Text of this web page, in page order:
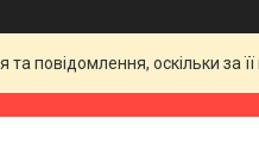
повідомлення, оскільки за